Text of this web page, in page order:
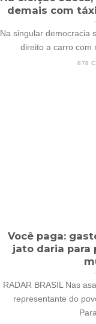
demais com
Na singular democracia
direito a carro com
878
Você paga:
jato daria para
RADAR BRASIL Nas
representante do